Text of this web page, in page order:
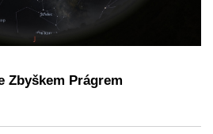
Zbyškem Prágrem